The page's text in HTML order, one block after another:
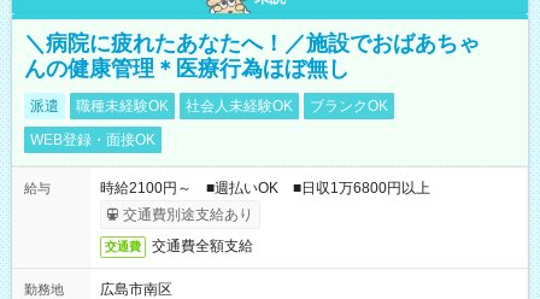
＼病院に疲れたあなたへ！／施設でおばあちゃ
んの健康管理＊医療行為ほぼ無し
派遣 職種未経験OK 社会人未経験OK
ブランクOK
WEB登録・面接OK
給与
時給2100円～ ■週払いOK ■日収1万6800円以上
交通費別途支給あり
交通費 交通費全額支給
勤務地
広島市南区